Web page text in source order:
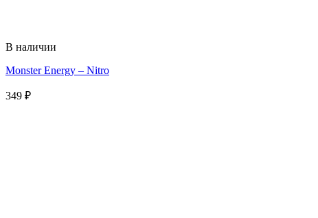
В наличии
Monster Energy – Nitro
349 ₽